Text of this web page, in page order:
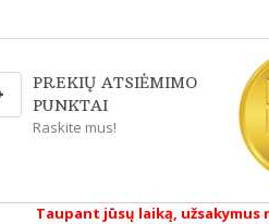
PREKIŲ ATSIĖMIMO
PUNKTAI
Raskite mus!
Taupant jūsų laiką, užsakymus